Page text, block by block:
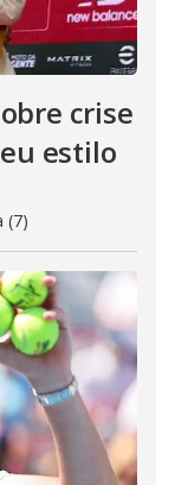
crise
estilo
(7)